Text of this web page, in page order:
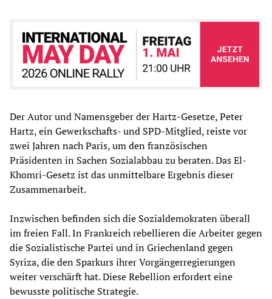
Der Autor und Namensgeber der Hartz-Gesetze, Peter
Hartz, ein Gewerkschafts- und SPD-Mitglied, reiste vor
zwei Jahren nach Paris, um den französischen
Präsidenten in Sachen Sozialabbau zu beraten. Das El-
Khomri-Gesetz ist das unmittelbare Ergebnis dieser
Zusammenarbeit.
Inzwischen befinden sich die Sozialdemokraten überall
im freien Fall. In Frankreich rebellieren die Arbeiter gegen
die Sozialistische Partei und in Griechenland gegen
Syriza, die den Sparkurs ihrer Vorgängerregierungen
weiter verschärft hat. Diese Rebellion erfordert eine
bewusste politische Strategie.